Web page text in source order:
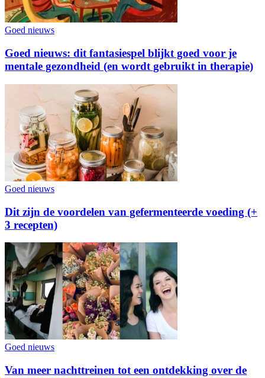
Goed nieuws
Goed nieuws: dit fantasiespel blijkt goed voor je
mentale gezondheid (en wordt gebruikt in therapie)
Goed nieuws
Dit zijn de voordelen van gefermenteerde voeding (+
3 recepten)
Goed nieuws
Van meer nachttreinen tot een ontdekking over de